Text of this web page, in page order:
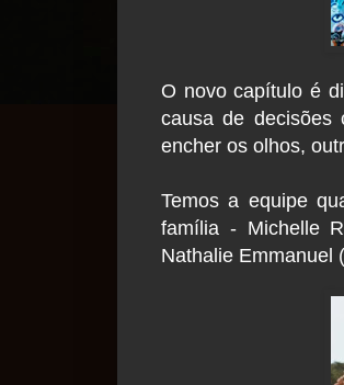
O novo capítulo é
causa de decisões
encher os olhos,
Temos a equipe
família - Michelle
Nathalie Emmanuel